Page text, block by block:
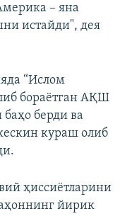
– яна
истайди", дея
“Ислом
бораётган АҚШ
берди ва
кураш олиб
ҳиссиётларини
йирик